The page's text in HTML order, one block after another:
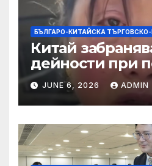
БЪЛГАРО-КИТАЙСКА
Китай
дейности при
правила за
слуховете и
JUNE 6, 2026 ADMIN